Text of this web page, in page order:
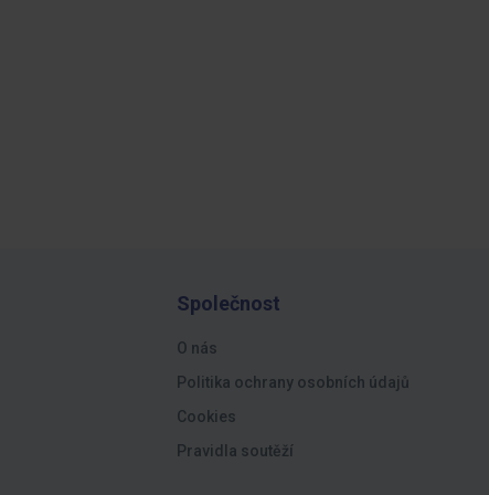
Společnost
O nás
Politika ochrany osobních údajů
Cookies
Pravidla soutěží